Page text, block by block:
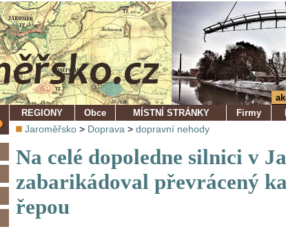
REGIONY
Obce MÍSTNÍ STRÁNKY Firmy
Jaroměřsko > Doprava > dopravní nehody
Na celé dopoledne silnici v
zabarikádoval převrácený
řepou